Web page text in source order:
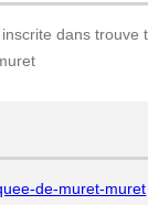
dans trouve t
de-muret-muret